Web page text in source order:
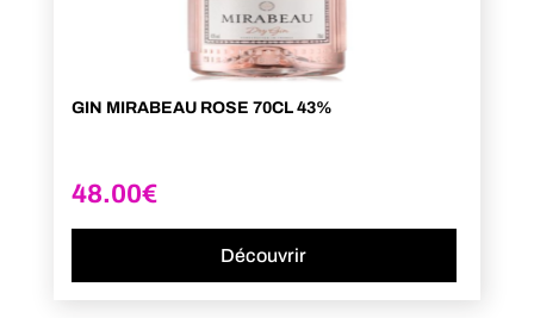
GIN MIRABEAU ROSE 70CL 43%
48.00€
Découvrir